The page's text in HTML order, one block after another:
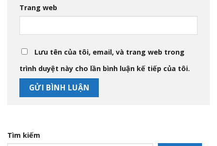
Trang web
Lưu tên của tôi, email, và trang web trong
trình duyệt này cho lần bình luận kế tiếp của tôi.
Tìm kiếm